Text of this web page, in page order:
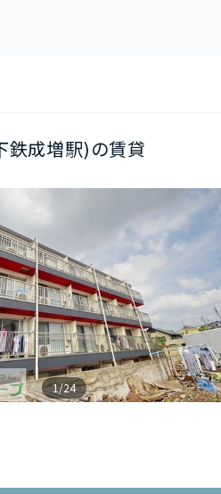
成増駅)の賃貸
1/24